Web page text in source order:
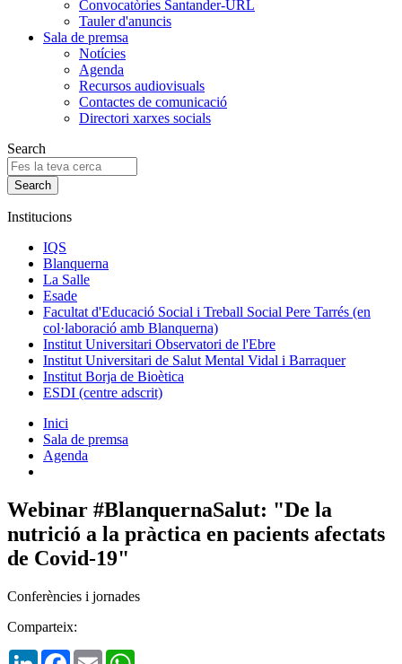
Convocatòries Santander-URL
Tauler d'anuncis
Sala de premsa
Notícies
Agenda
Recursos audiovisuals
Contactes de comunicació
Directori xarxes socials
Search
Institucions
IQS
Blanquerna
La Salle
Esade
Facultat d'Educació Social i Treball Social Pere Tarrés (en
col·laboració amb Blanquerna)
Institut Universitari Observatori de l'Ebre
Institut Universitari de Salut Mental Vidal i Barraquer
Institut Borja de Bioètica
ESDI (centre adscrit)
Inici
Sala de premsa
Agenda
Webinar #BlanquernaSalut: "De la
nutrició a la pràctica en pacients afectats
de Covid-19"
Conferències i jornades
Comparteix:
LinkedInFacebook
Email